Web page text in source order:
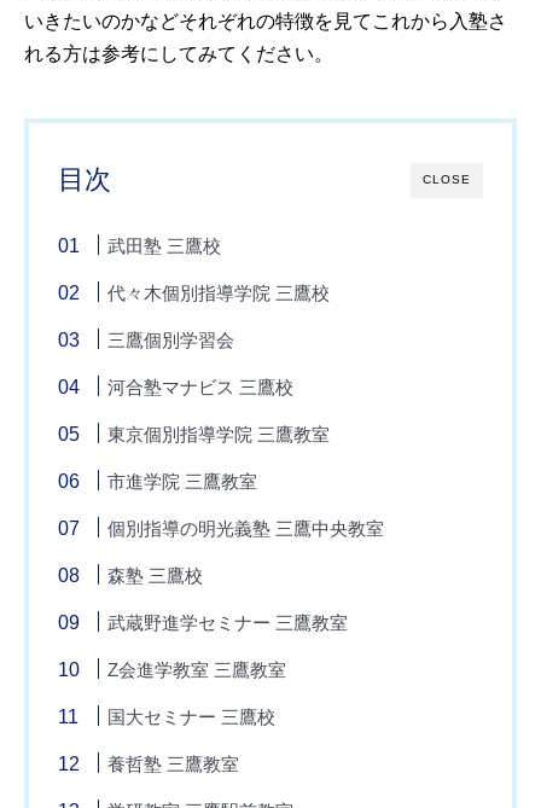
いきたいのかなどそれぞれの特徴を見てこれから入塾さ
れる方は参考にしてみてください。
CLOSE
目次
武田塾 三鷹校
代々木個別指導学院 三鷹校
三鷹個別学習会
河合塾マナビス 三鷹校
東京個別指導学院 三鷹教室
市進学院 三鷹教室
個別指導の明光義塾 三鷹中央教室
森塾 三鷹校
武蔵野進学セミナー 三鷹教室
Z会進学教室 三鷹教室
国大セミナー 三鷹校
養哲塾 三鷹教室